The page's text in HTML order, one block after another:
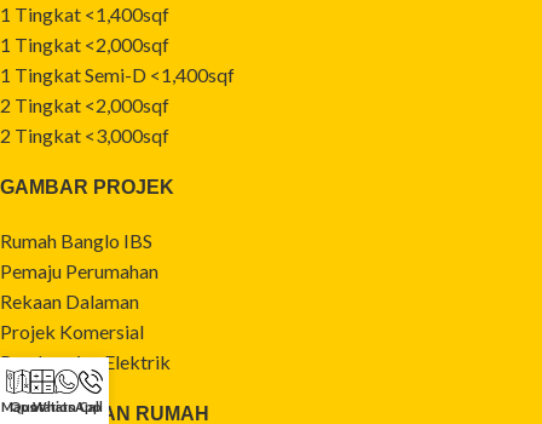
1 Tingkat <1,400sqf
1 Tingkat <2,000sqf
1 Tingkat Semi-D <1,400sqf
2 Tingkat <2,000sqf
2 Tingkat <3,000sqf
GAMBAR PROJEK
Rumah Banglo IBS
Pemaju Perumahan
Rekaan Dalaman
Projek Komersial
Pendawaian Elektrik
PEMBIAYAAN RUMAH
Maps
Quotation
WhatsApp
Call